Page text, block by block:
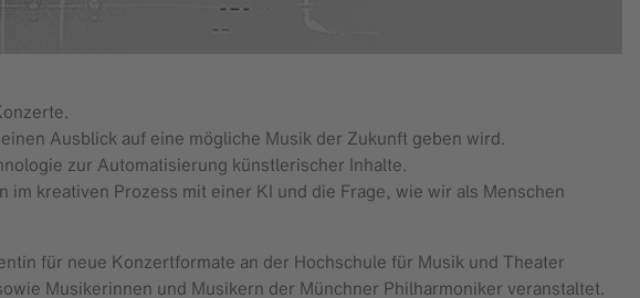
Ausblick auf eine mögliche Musik der Zukunft geben wird.
zur Automatisierung künstlerischer Inhalte.
kreativen Prozess mit einer KI und die Frage, wie wir als Menschen
für neue Konzertformate an der Hochschule für Musik und Theater
Musikerinnen und Musikern der Münchner Philharmoniker veranstaltet.